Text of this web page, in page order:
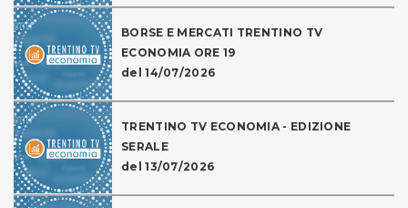
BORSE E MERCATI TRENTINO TV
ECONOMIA ORE 19
del 14/07/2026
TRENTINO TV ECONOMIA - EDIZIONE
SERALE
del 13/07/2026